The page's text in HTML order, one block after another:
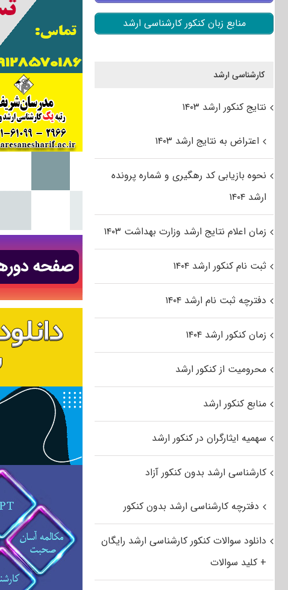
منابع زبان کنکور کارشناسی ارشد
کارشناسی ارشد
نتایج کنکور ارشد ۱۴۰۳
اعتراض به نتایج ارشد ۱۴۰۳
نحوه بازیابی کد رهگیری و شماره پرونده
ارشد ۱۴۰۴
زمان اعلام نتایج ارشد وزارت بهداشت ۱۴۰۳
ثبت نام کنکور ارشد ۱۴۰۴
دفترچه ثبت نام ارشد ۱۴۰۴
زمان کنکور ارشد ۱۴۰۴
محرومیت از کنکور ارشد
منابع کنکور ارشد
سهمیه ایثارگران در کنکور ارشد
کارشناسی ارشد بدون کنکور آزاد
دفترچه کارشناسی ارشد بدون کنکور
دانلود سوالات کنکور کارشناسی ارشد رایگان
+ کلید سوالات